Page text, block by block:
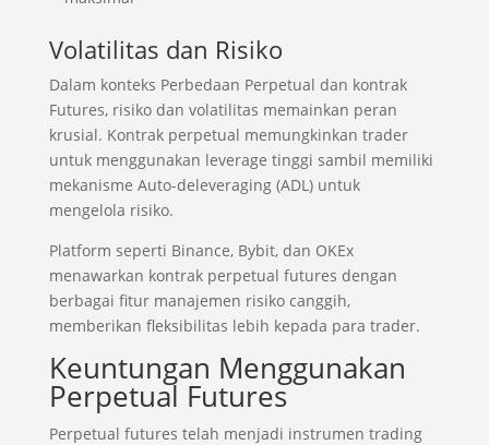
Volatilitas dan Risiko
Dalam konteks Perbedaan Perpetual dan kontrak
Futures, risiko dan volatilitas memainkan peran
krusial. Kontrak perpetual memungkinkan trader
untuk menggunakan leverage tinggi sambil memiliki
mekanisme Auto-deleveraging (ADL) untuk
mengelola risiko.
Platform seperti Binance, Bybit, dan OKEx
menawarkan kontrak perpetual futures dengan
berbagai fitur manajemen risiko canggih,
memberikan fleksibilitas lebih kepada para trader.
Keuntungan Menggunakan
Perpetual Futures
Perpetual futures telah menjadi instrumen trading